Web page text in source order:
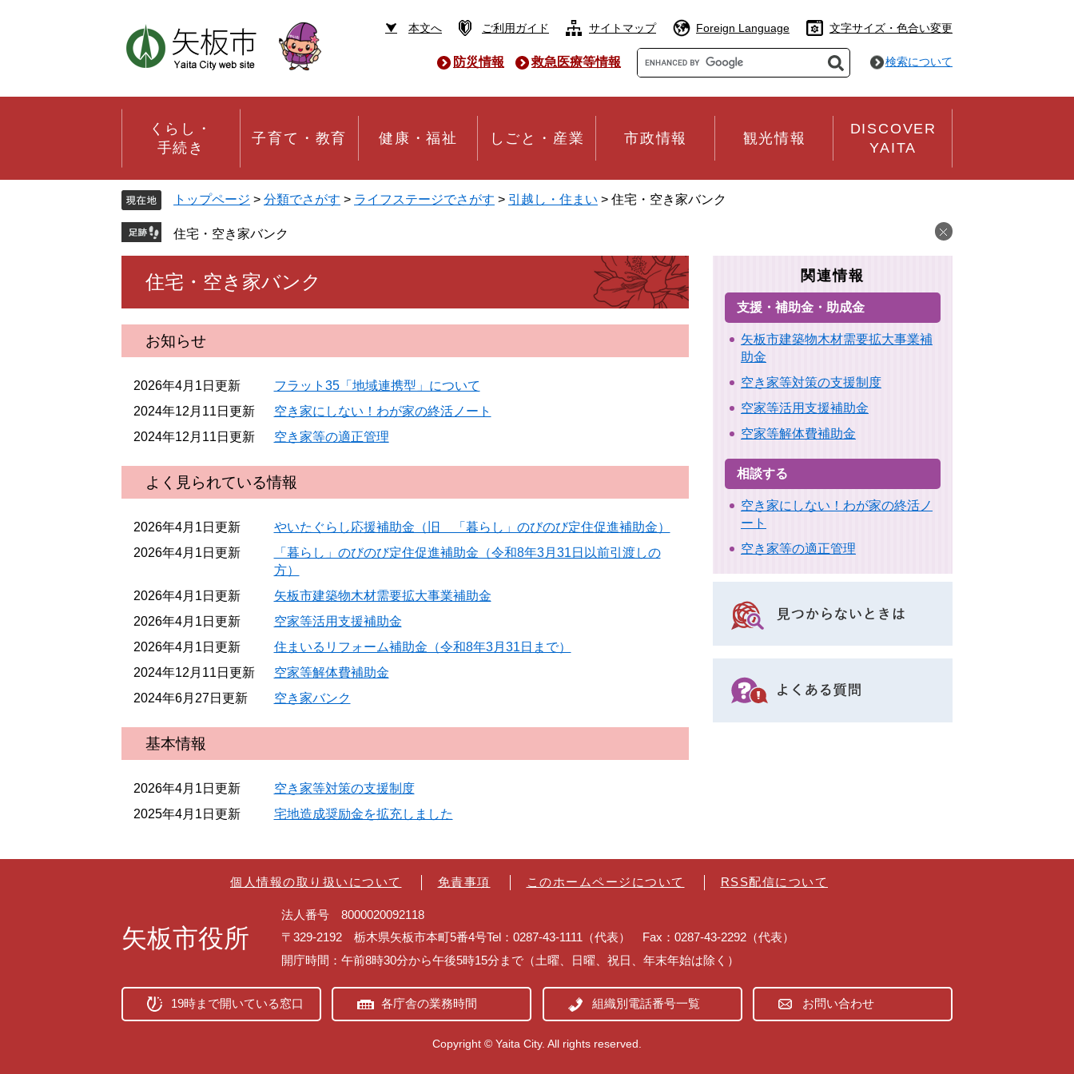
本文へ ご利用ガイド サイトマップ Foreign Language 文字サイズ・色合い変更
防災情報 救急医療等情報
Google
カ
ス
タ
索
検索について
くらし・
手続き
子育て・教育 健康・福祉 しごと・産業 市政情報 観光情報
DISCOVER
YAITA
トップページ > 分類でさがす > ライフステージでさがす > 引越し・住まい > 住宅・空き家バンク
住宅・空き家バンク
住宅・空き家バンク
お知らせ
2026年4月1日更新
フラット35「地域連携型」について
2024年12月11日更新
空き家にしない！わが家の終活ノート
2024年12月11日更新
空き家等の適正管理
よく見られている情報
2026年4月1日更新
やいたぐらし応援補助金（旧 「暮らし」のびのび定住促進補助金）
2026年4月1日更新
「暮らし」のびのび定住促進補助金（令和8年3月31日以前引渡しの
方）
2026年4月1日更新
矢板市建築物木材需要拡大事業補助金
2026年4月1日更新
空家等活用支援補助金
2026年4月1日更新
住まいるリフォーム補助金（令和8年3月31日まで）
2024年12月11日更新
空家等解体費補助金
2024年6月27日更新
空き家バンク
基本情報
2026年4月1日更新
空き家等対策の支援制度
2025年4月1日更新
宅地造成奨励金を拡充しました
関連情報
支援・補助金・助成金
矢板市建築物木材需要拡大事業補
助金
空き家等対策の支援制度
空家等活用支援補助金
空家等解体費補助金
相談する
空き家にしない！わが家の終活ノ
ート
空き家等の適正管理
個人情報の取り扱いについて 免責事項 このホームページについて RSS配信について
矢板市役所
法人番号 8000020092118
〒329-2192 栃木県矢板市本町5番4号Tel：0287-43-1111（代表） Fax：0287-43-2292（代表）
開庁時間：午前8時30分から午後5時15分まで（土曜、日曜、祝日、年末年始は除く）
19時まで開いている窓口 各庁舎の業務時間 組織別電話番号一覧 お問い合わせ
Copyright © Yaita City. All rights reserved.